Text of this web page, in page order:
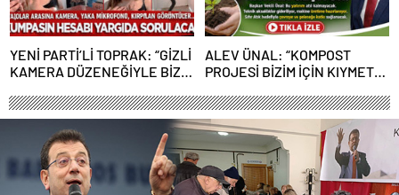
YENİ PARTİ’Lİ TOPRAK: “GİZLİ
KAMERA DÜZENEĞİYLE BİZE
ALEV ÜNAL: “KOMPOST
PROJESİ BİZİM İÇİN KIYMETLİ,